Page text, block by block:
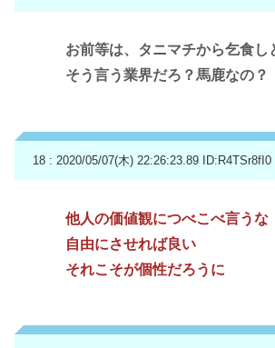
お前等は、タニマチから乞食し
そう言う業界だろ？馬鹿なの？
18 : 2020/05/07(木) 22:26:23.89 ID:R4TSr8fI0
他人の価値観につべこべ言うな
自由にさせれば良い
それこそが個性だろうに